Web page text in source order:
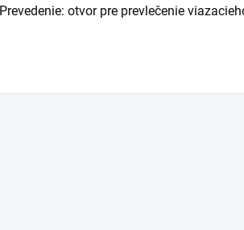
Prevedenie: otvor pre prevlečenie